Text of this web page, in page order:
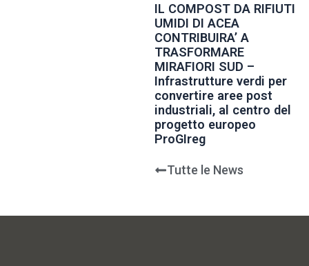
IL COMPOST DA RIFIUTI
UMIDI DI ACEA
CONTRIBUIRA’ A
TRASFORMARE
MIRAFIORI SUD –
Infrastrutture verdi per
convertire aree post
industriali, al centro del
progetto europeo
ProGIreg
Tutte le News